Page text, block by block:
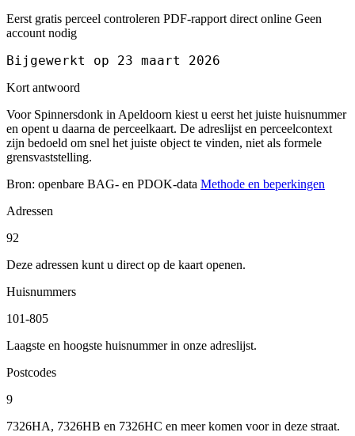
Eerst gratis perceel controleren PDF-rapport direct online Geen
account nodig
Bijgewerkt op 23 maart 2026
Kort antwoord
Voor Spinnersdonk in Apeldoorn kiest u eerst het juiste huisnummer
en opent u daarna de perceelkaart. De adreslijst en perceelcontext
zijn bedoeld om snel het juiste object te vinden, niet als formele
grensvaststelling.
Bron: openbare BAG- en PDOK-data Methode en beperkingen
Adressen
92
Deze adressen kunt u direct op de kaart openen.
Huisnummers
101-805
Laagste en hoogste huisnummer in onze adreslijst.
Postcodes
9
7326HA, 7326HB en 7326HC en meer komen voor in deze straat.